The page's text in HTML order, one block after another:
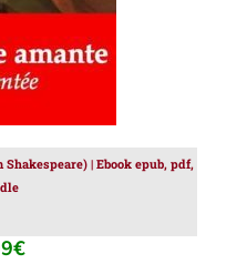
| Ebook epub, pdf,
€